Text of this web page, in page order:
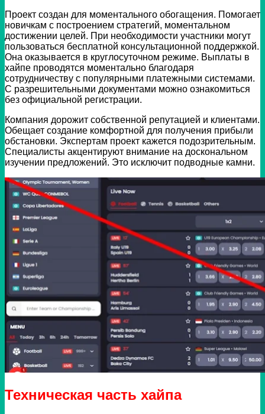
Проект создан для моментального обогащения. Помогает
новичкам с построением стратегий, моментальном
достижении целей. При необходимости участники могут
пользоваться бесплатной консультационной поддержкой.
Она оказывается в круглосуточном режиме. Выплаты в
хайпе проводятся моментально благодаря
сотрудничеству с популярными платежными системами.
С разрешительными документами можно ознакомиться
без официальной регистрации.
Компания дорожит собственной репутацией и клиентами.
Обещает создание комфортной для получения прибыли
обстановки. Экспертам проект кажется подозрительным.
Специалисты акцентируют внимание на доскональном
изучении предложений. Это исключит подводные камни.
Техническая часть хайпа